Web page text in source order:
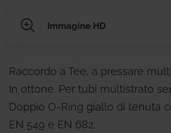
Immagine HD
Raccordo a Tee, a pressare
In ottone. Per tubi multistrato
Doppio O-Ring giallo di tenuta
EN 549 e EN 682.